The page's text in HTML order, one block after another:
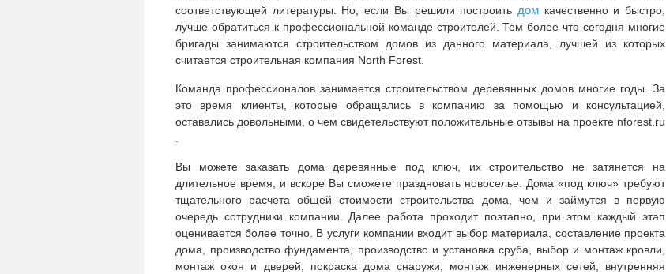
соответствующей литературы. Но, если Вы решили построить домкачественно и быстро,
лучше обратиться к профессиональной команде строителей. Тем более что сегодня многие
бригады занимаются строительством домов из данного материала, лучшей из которых
считается строительная компания North Forest.
Команда профессионалов занимается строительством деревянных домов многие годы. За
это время клиенты, которые обращались в компанию за помощью и консультацией,
оставались довольными, о чем свидетельствуют положительные отзывы на проекте nforest.ru
Вы можете заказать дома деревянные под ключ, их строительство не затянется на
длительное время, и вскоре Вы сможете праздновать новоселье. Дома «под ключ» требуют
тщательного расчета общей стоимости строительства дома, чем и займутся в первую
очередь сотрудники компании. Далее работа проходит поэтапно, при этом каждый этап
оценивается более точно. В услуги компании входит выбор материала, составление проекта
дома, производство фундамента, производство и установка сруба, выбор и монтаж кровли,
монтаж окон и дверей, покраска дома снаружи, монтаж инженерных сетей, внутренняя